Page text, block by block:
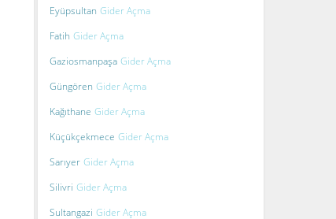
Eyüpsultan Gider Açma
Fatih Gider Açma
Gaziosmanpaşa Gider Açma
Güngören Gider Açma
Kağıthane Gider Açma
Küçükçekmece Gider Açma
Sarıyer Gider Açma
Silivri Gider Açma
Sultangazi Gider Açma